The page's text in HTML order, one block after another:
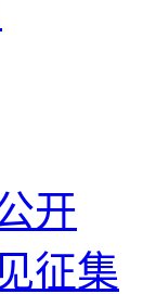
开
征集